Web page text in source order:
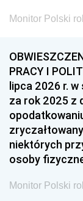
Monitor Polski
PRACY I
lipca 2026 r.
za rok 2025 z
niektórych
osoby
Monitor Polski